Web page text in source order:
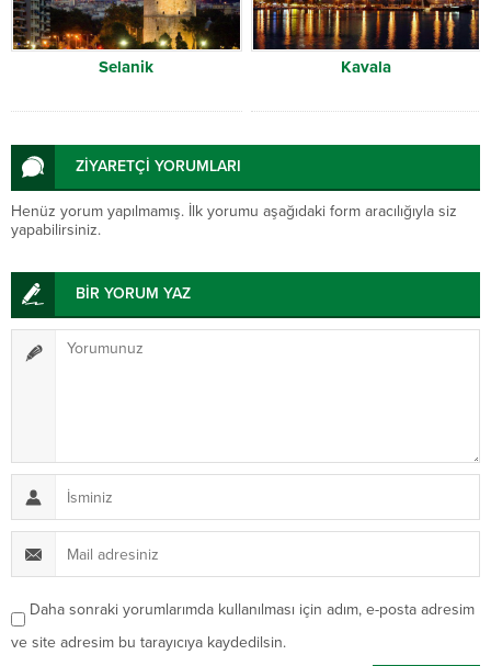
Selanik Kavala
ZİYARETÇİ YORUMLARI
Henüz yorum yapılmamış. İlk yorumu aşağıdaki form aracılığıyla siz
yapabilirsiniz.
BİR YORUM YAZ
Daha sonraki yorumlarımda kullanılması için adım, e-posta adresim
ve site adresim bu tarayıcıya kaydedilsin.